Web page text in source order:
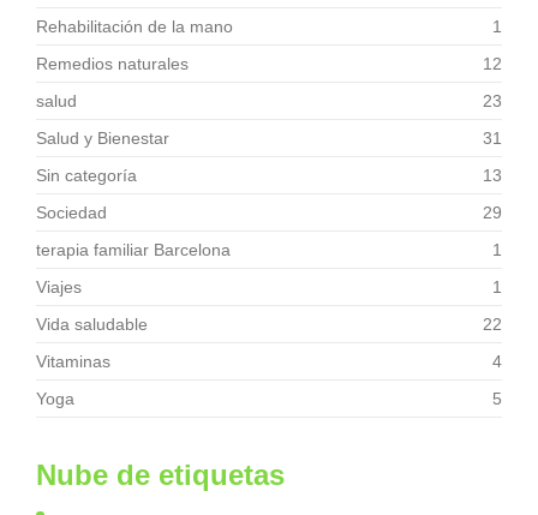
Rehabilitación de la mano
1
Remedios naturales
12
salud
23
Salud y Bienestar
31
Sin categoría
13
Sociedad
29
terapia familiar Barcelona
1
Viajes
1
Vida saludable
22
Vitaminas
4
Yoga
5
Nube de etiquetas